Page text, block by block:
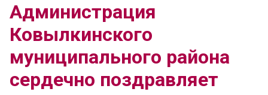
Администрация
Ковылкинского
муниципального района
сердечно поздравляет